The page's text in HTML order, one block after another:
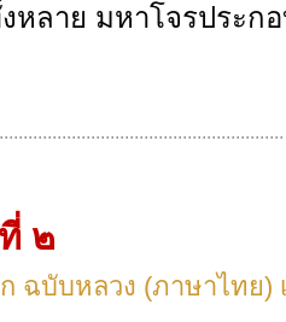
หลาย มหาโจรประก
๒
ฉบับหลวง (ภาษาไทย